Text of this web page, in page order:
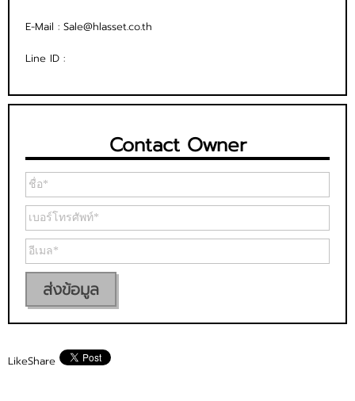
E-Mail : Sale@hlasset.co.th
Line ID :
Contact Owner
ส่งข้อมูล
LikeShare